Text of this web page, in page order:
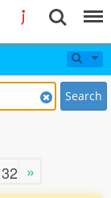
Search
32 »